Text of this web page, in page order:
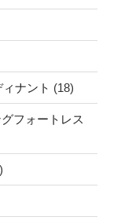
ナント (18)
フォートレス